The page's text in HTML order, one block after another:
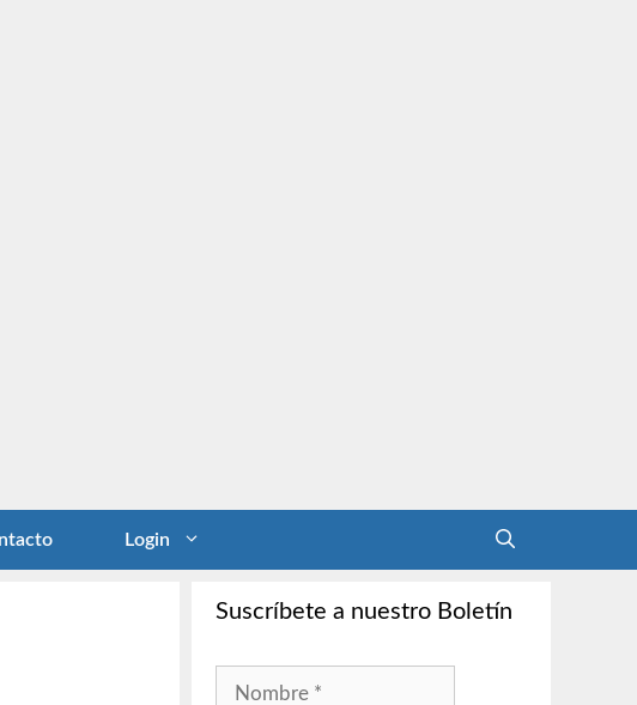
Login
Suscríbete a nuestro Boletín